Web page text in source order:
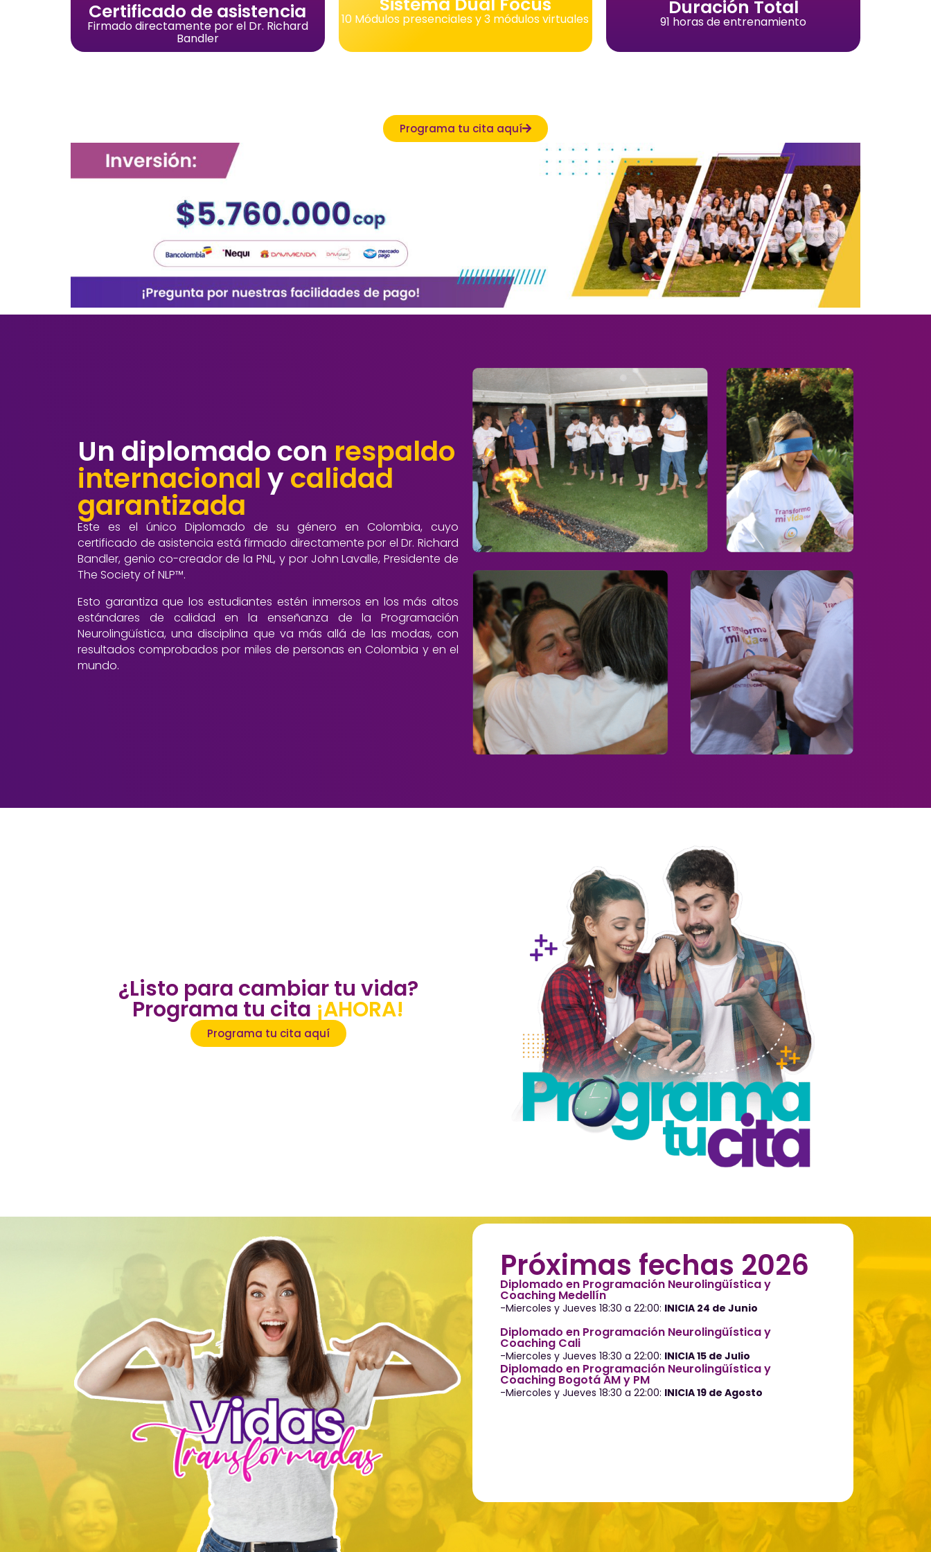
Certificado de asistencia
Firmado directamente por el Dr. Richard
Bandler
10 Módulos presenciales y 3 módulos virtuales Duración Total
91 horas de entrenamiento
Programa tu cita aquí
Un diplomado con respaldo
internacional ycalidad
garantizada
Este es el único Diplomado de su género en Colombia, cuyo
certificado de asistencia está firmado directamente por el Dr. Richard
Bandler, genio co-creador de la PNL, y por John Lavalle, Presidente de
The Society of NLP™.
Esto garantiza que los estudiantes estén inmersos en los más altos
estándares de calidad en la enseñanza de la Programación
Neurolingüística, una disciplina que va más allá de las modas, con
resultados comprobados por miles de personas en Colombia y en el
mundo.
¿Listo para cambiar tu vida?
Programa tu cita ¡AHORA!
Programa tu cita aquí
Próximas fechas 2026
Diplomado en Programación Neurolingüística y
Coaching Medellín
-Miercoles y Jueves 18:30 a 22:00: INICIA 24 de Junio
Diplomado en Programación Neurolingüística y
Coaching Cali
-Miercoles y Jueves 18:30 a 22:00: INICIA 15 de Julio
Diplomado en Programación Neurolingüística y
Coaching Bogotá AM y PM
-Miercoles y Jueves 18:30 a 22:00: INICIA 19 de Agosto